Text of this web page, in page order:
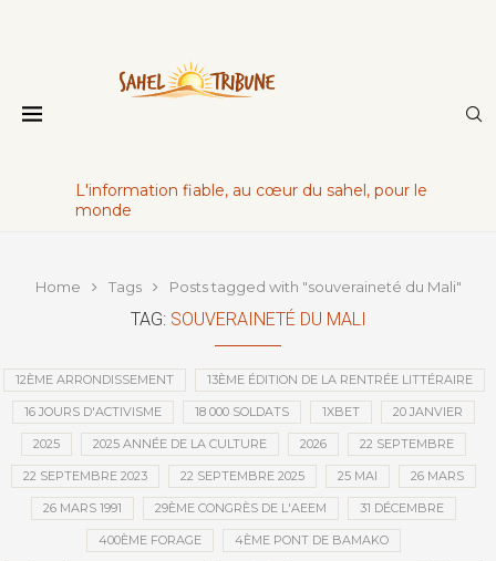
L'information fiable, au cœur du sahel, pour le
monde
Home Tags Posts tagged with "souveraineté du Mali"
TAG: SOUVERAINETÉ DU MALI
12ÈME ARRONDISSEMENT 13ÈME ÉDITION DE LA RENTRÉE LITTÉRAIRE
16 JOURS D'ACTIVISME 18 000 SOLDATS 1XBET 20 JANVIER
2025 2025 ANNÉE DE LA CULTURE 2026 22 SEPTEMBRE
22 SEPTEMBRE 2023 22 SEPTEMBRE 2025 25 MAI 26 MARS
26 MARS 1991 29ÈME CONGRÈS DE L'AEEM 31 DÉCEMBRE
400ÈME FORAGE 4ÈME PONT DE BAMAKO